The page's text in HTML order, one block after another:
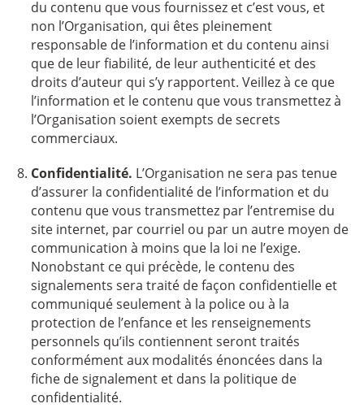
du contenu que vous fournissez et c’est vous, et
non l’Organisation, qui êtes pleinement
responsable de l’information et du contenu ainsi
que de leur fiabilité, de leur authenticité et des
droits d’auteur qui s’y rapportent. Veillez à ce que
l’information et le contenu que vous transmettez à
l’Organisation soient exempts de secrets
commerciaux.
Confidentialité. L’Organisation ne sera pas tenue
d’assurer la confidentialité de l’information et du
contenu que vous transmettez par l’entremise du
site internet, par courriel ou par un autre moyen de
communication à moins que la loi ne l’exige.
Nonobstant ce qui précède, le contenu des
signalements sera traité de façon confidentielle et
communiqué seulement à la police ou à la
protection de l’enfance et les renseignements
personnels qu’ils contiennent seront traités
conformément aux modalités énoncées dans la
fiche de signalement et dans la politique de
confidentialité.